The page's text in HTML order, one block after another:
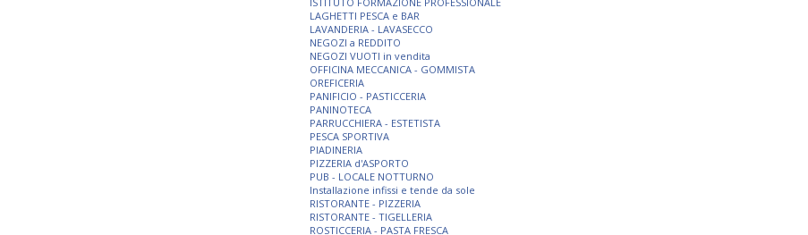
LAGHETTI PESCA e BAR
LAVANDERIA - LAVASECCO
NEGOZI a REDDITO
NEGOZI VUOTI in vendita
OFFICINA MECCANICA - GOMMISTA
OREFICERIA
PANIFICIO - PASTICCERIA
PANINOTECA
PARRUCCHIERA - ESTETISTA
PESCA SPORTIVA
PIADINERIA
PIZZERIA d'ASPORTO
PUB - LOCALE NOTTURNO
Installazione infissi e tende da sole
RISTORANTE - PIZZERIA
RISTORANTE - TIGELLERIA
ROSTICCERIA - PASTA FRESCA